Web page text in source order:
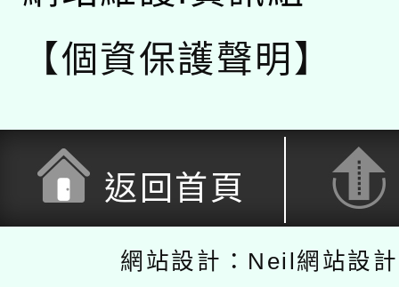
【個資保護聲明】
返回首頁
網站設計：Neil網站設